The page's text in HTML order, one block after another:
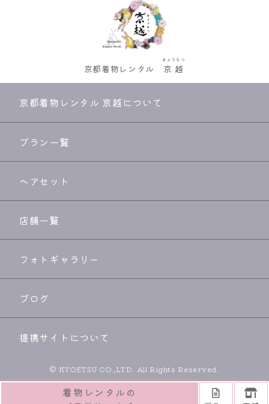
京都着物レンタル 京越
きょうえつ
京都着物レンタル 京越について
プラン一覧
ヘアセット
店舗一覧
フォトギャラリー
ブログ
提携サイトについて
© KYOETSU CO.,LTD. All Rights Reserved.
着物レンタルの